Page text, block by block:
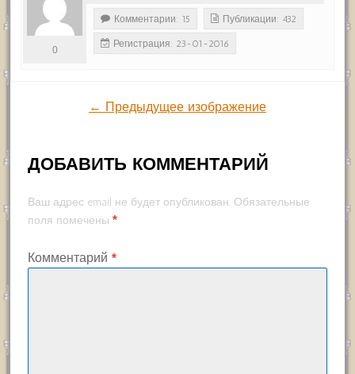
0
Комментарии: 15 Публикации: 432
Регистрация: 23-01-2016
← Предыдущее изображение
ДОБАВИТЬ КОММЕНТАРИЙ
Ваш адрес email не будет опубликован. Обязательные
поля помечены *
Комментарий *